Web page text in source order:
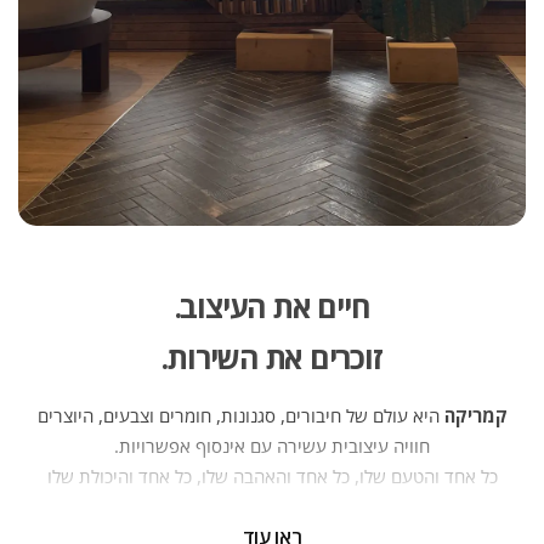
חיים את העיצוב.
זוכרים את השירות.
קמריקה היא עולם של חיבורים, סגנונות, חומרים וצבעים, היוצרים
חוויה עיצובית עשירה עם אינסוף אפשרויות.
כל אחד והטעם שלו, כל אחד והאהבה שלו, כל אחד והיכולת שלו
העיצוב של קמריקה ניצבים מדי יום בפני אתגר חדש — לחבר בין
ראו עוד